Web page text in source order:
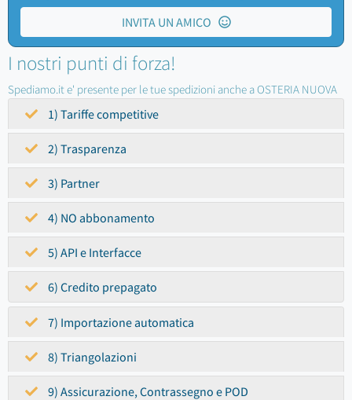
INVITA UN AMICO
I nostri punti di forza!
Spediamo.it e' presente per le tue spedizioni anche a OSTERIA NUOVA
1) Tariffe competitive
2) Trasparenza
3) Partner
4) NO abbonamento
5) API e Interfacce
6) Credito prepagato
7) Importazione automatica
8) Triangolazioni
9) Assicurazione, Contrassegno e POD